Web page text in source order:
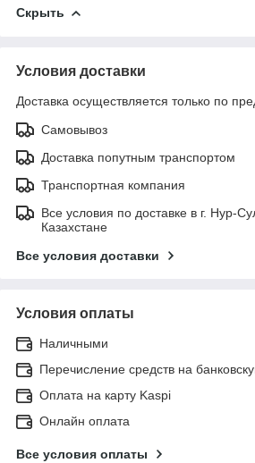
Скрыть
Условия доставки
Доставка осуществляется только по
Самовывоз
Доставка попутным транспортом
Транспортная компания
Все условия по доставке в г. Нур-
Казахстане
Все условия доставки
Условия оплаты
Наличными
Перечисление средств на
Оплата на карту Kaspi
Онлайн оплата
Все условия оплаты